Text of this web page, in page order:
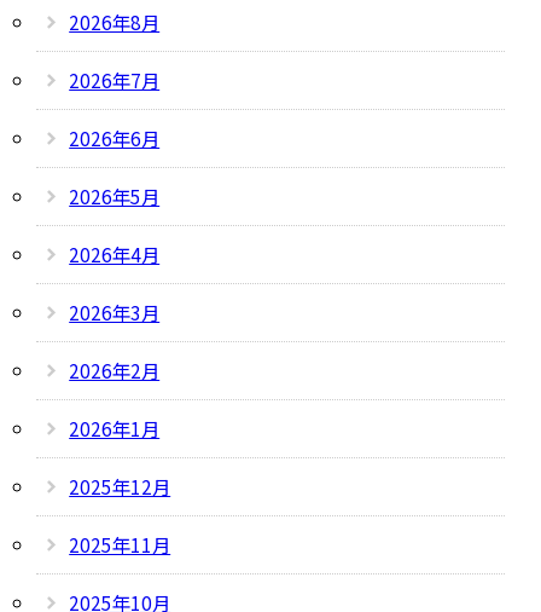
2026年8月
2026年7月
2026年6月
2026年5月
2026年4月
2026年3月
2026年2月
2026年1月
2025年12月
2025年11月
2025年10月